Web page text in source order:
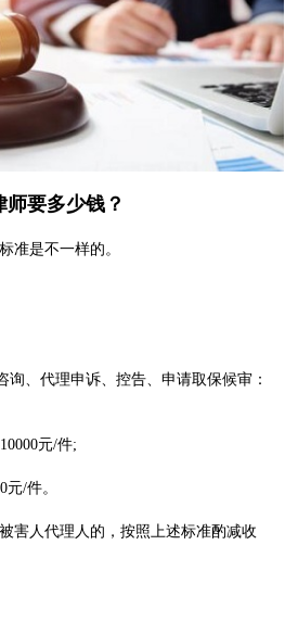
要多少钱？
准是不一样的。
询、代理申诉、控告、申请取保候审：
元/件;
/件。
害人代理人的，按照上述标准酌减收